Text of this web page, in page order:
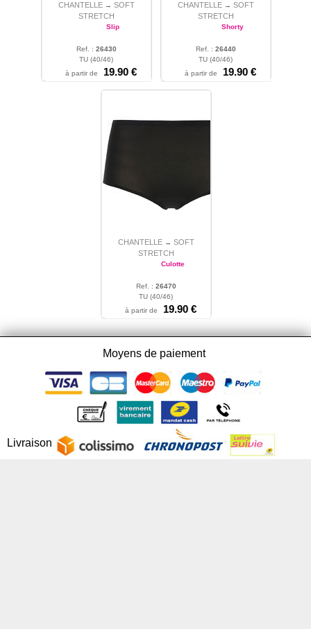
CHANTELLE → SOFT
STRETCH
Slip
Ref. : 26430
TU (40/46)
à partir de
19.90 €
CHANTELLE → SOFT
STRETCH
Shorty
Ref. : 26440
TU (40/46)
à partir de
19.90 €
CHANTELLE → SOFT
STRETCH
Culotte
Ref. : 26470
TU (40/46)
à partir de
19.90 €
Moyens de paiement
Livraison